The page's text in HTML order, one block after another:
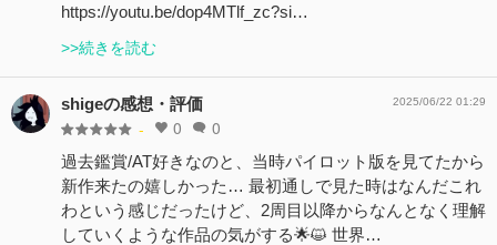
https://youtu.be/dop4MTlf_zc?si…
>>続きを読む
shigeの感想・評価
- 0 0
2025/06/22 01:29
過去鑑賞/AT好きなのと、当時パイロット版を見てたから
新作来たの嬉しかった… 最初通しで見た時はなんだこれ
わという感じだったけど、2周目以降からなんとなく理解
していくような作品の気がする🌟😺 世界…